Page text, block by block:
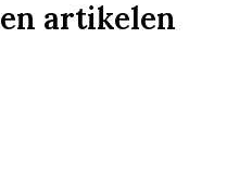
artikelen